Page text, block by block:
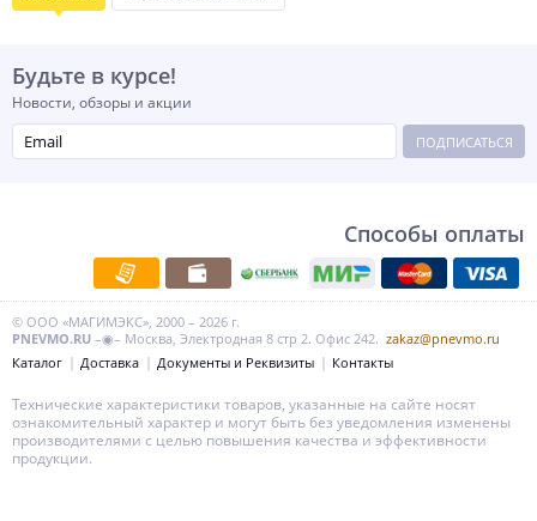
Будьте в курсе!
Новости, обзоры и акции
ПОДПИСАТЬСЯ
Способы оплаты
© ООО «МАГИМЭКС», 2000 – 2026 г.
PNEVMO.RU –◉– Москва, Электродная 8 стр 2. Офис 242. zakaz@pnevmo.ru
Каталог
Доставка Документы и Реквизиты Контакты
Технические характеристики товаров, указанные на сайте носят
ознакомительный характер и могут быть без уведомления изменены
производителями с целью повышения качества и эффективности
продукции.